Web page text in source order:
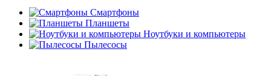
Смартфоны
Планшеты
Ноутбуки и компьютеры
Пылесосы
недели
plait.ru